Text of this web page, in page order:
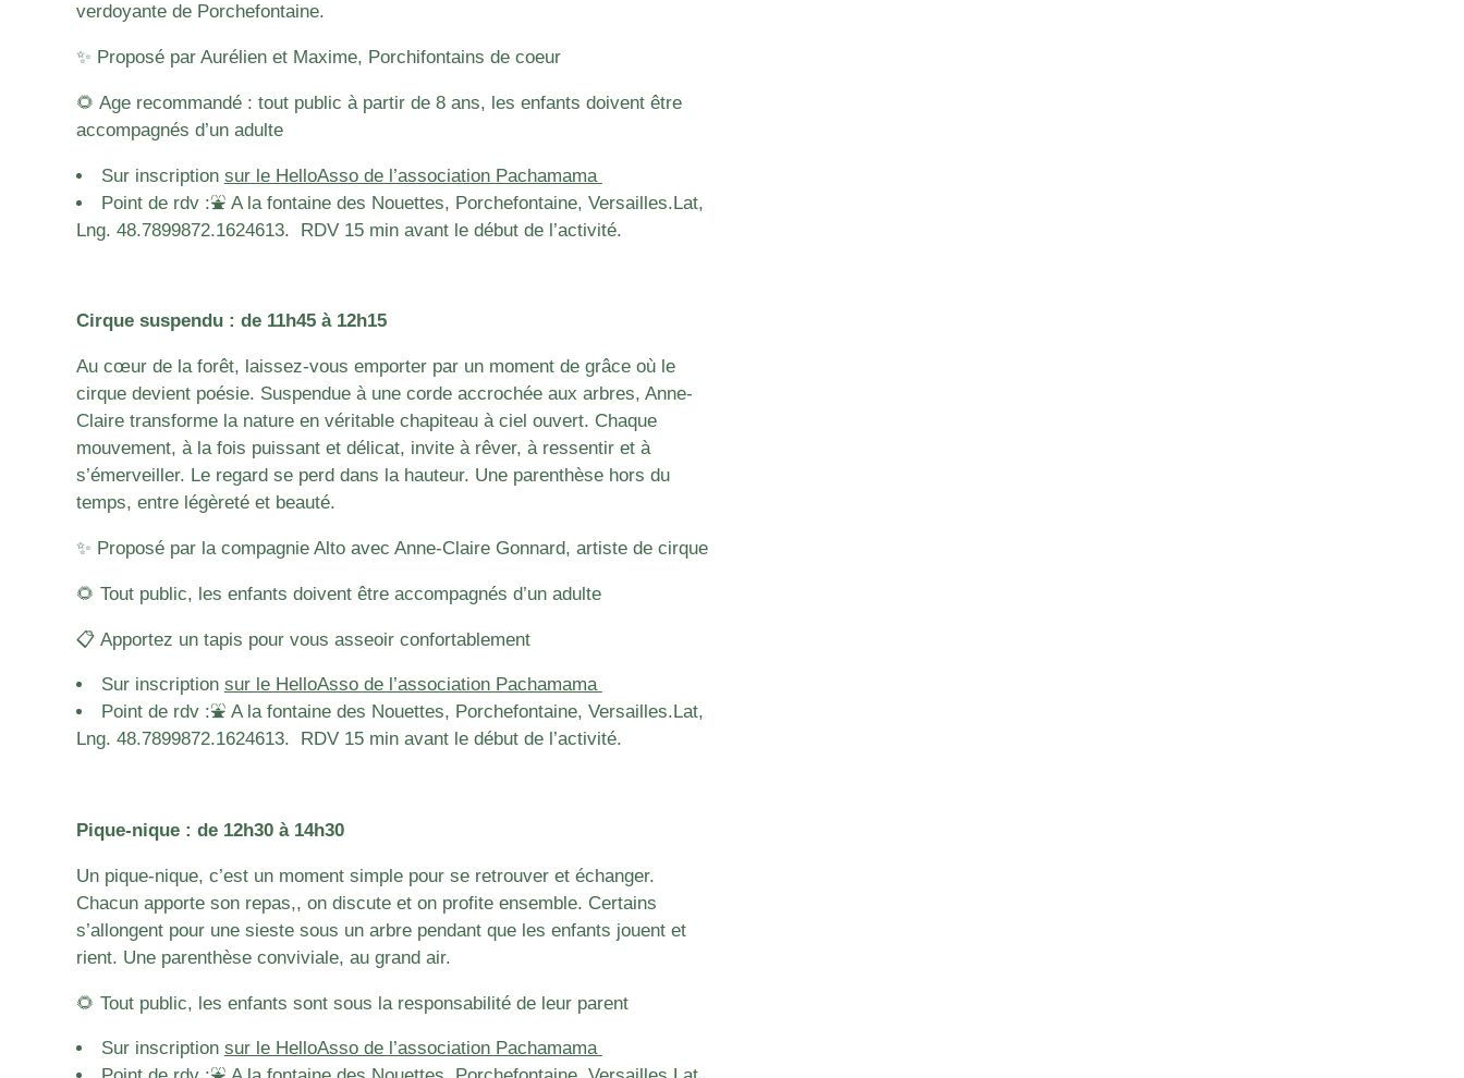
verdoyante de Porchefontaine.
✨ Proposé par Aurélien et Maxime, Porchifontains de coeur
🌻 Age recommandé : tout public à partir de 8 ans, les enfants doivent être
accompagnés d’un adulte
Sur inscription sur le HelloAsso de l’association Pachamama
Point de rdv :⛲️ A la fontaine des Nouettes, Porchefontaine, Versailles.Lat,
Lng. 48.7899872.1624613. RDV 15 min avant le début de l’activité.
Cirque suspendu : de 11h45 à 12h15
Au cœur de la forêt, laissez-vous emporter par un moment de grâce où le
cirque devient poésie. Suspendue à une corde accrochée aux arbres, Anne-
Claire transforme la nature en véritable chapiteau à ciel ouvert. Chaque
mouvement, à la fois puissant et délicat, invite à rêver, à ressentir et à
s’émerveiller. Le regard se perd dans la hauteur. Une parenthèse hors du
temps, entre légèreté et beauté.
✨ Proposé par la compagnie Alto avec Anne-Claire Gonnard, artiste de cirque
🌻 Tout public, les enfants doivent être accompagnés d’un adulte
📋 Apportez un tapis pour vous asseoir confortablement
Sur inscription sur le HelloAsso de l’association Pachamama
Point de rdv :⛲️ A la fontaine des Nouettes, Porchefontaine, Versailles. Lat,
Lng. 48.7899872.1624613. RDV 15 min avant le début de l’activité.
Pique-nique : de 12h30 à 14h30
Un pique-nique, c’est un moment simple pour se retrouver et échanger.
Chacun apporte son repas,, on discute et on profite ensemble. Certains
s’allongent pour une sieste sous un arbre pendant que les enfants jouent et
rient. Une parenthèse conviviale, au grand air.
🌻 Tout public, les enfants sont sous la responsabilité de leur parent
Sur inscription sur le HelloAsso de l’association Pachamama